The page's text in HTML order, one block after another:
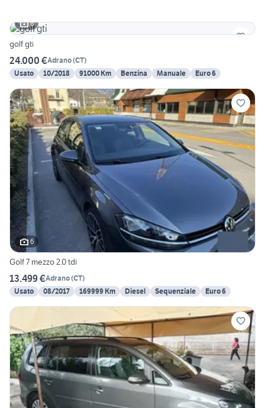
6
golf gti
24.000 €Adrano(CT)
Usato
10/2018 91000 Km Benzina Manuale Euro 6
6
Golf 7 mezzo 2.0 tdi
13.499 €Adrano(CT)
Usato
08/2017 169999 Km Diesel Sequenziale Euro 6